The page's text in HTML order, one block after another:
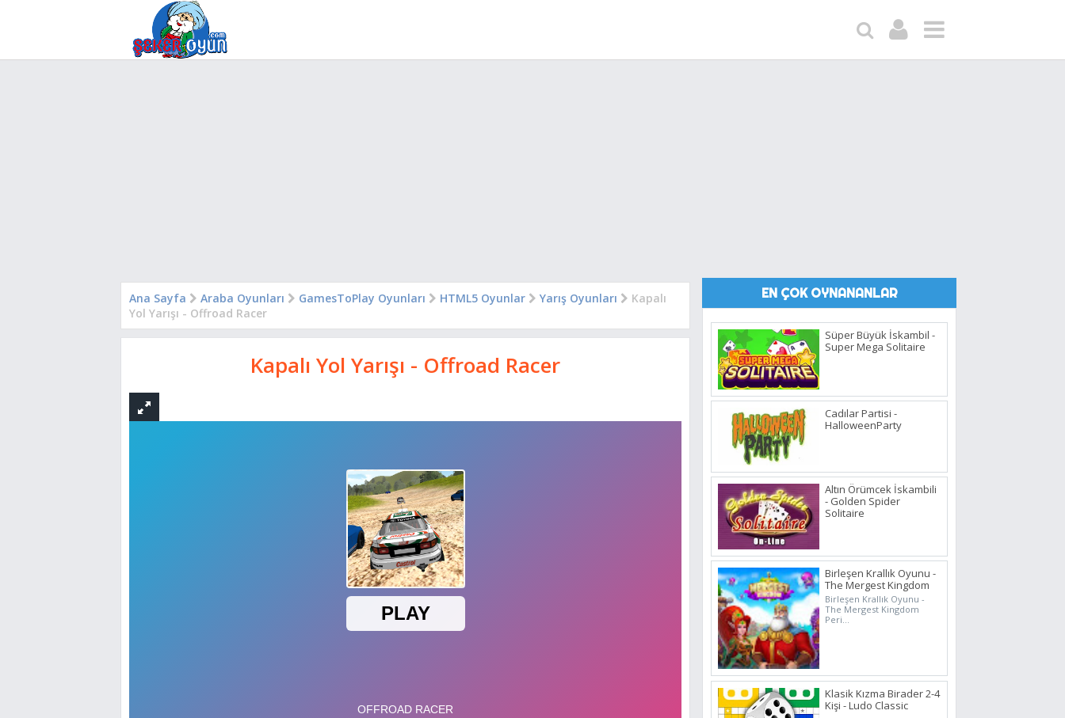
Ana Sayfa Araba Oyunları GamesToPlay Oyunları HTML5 Oyunlar Yarış Oyunları
Kapalı
Yol Yarışı - Offroad Racer
Kapalı Yol Yarışı - Offroad Racer
EN ÇOK OYNANANLAR
Süper Büyük İskambil -
Super Mega Solitaire
Cadılar Partisi -
HalloweenParty
Altın Örümcek İskambili
- Golden Spider
Solitaire
Birleşen Krallık Oyunu -
The Mergest Kingdom
Birleşen Krallık Oyunu -
The Mergest Kingdom
Peri...
Klasik Kızma Birader 2-4
Kişi - Ludo Classic